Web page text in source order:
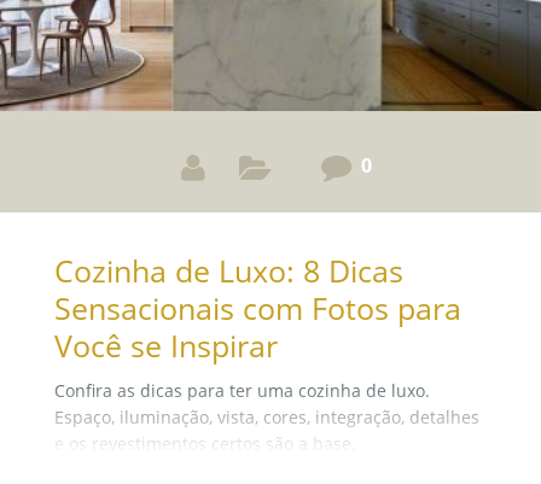
0
Cozinha de Luxo: 8 Dicas
Sensacionais com Fotos para
Você se Inspirar
Confira as dicas para ter uma cozinha de luxo.
Espaço, iluminação, vista, cores, integração, detalhes
e os revestimentos certos são a base.